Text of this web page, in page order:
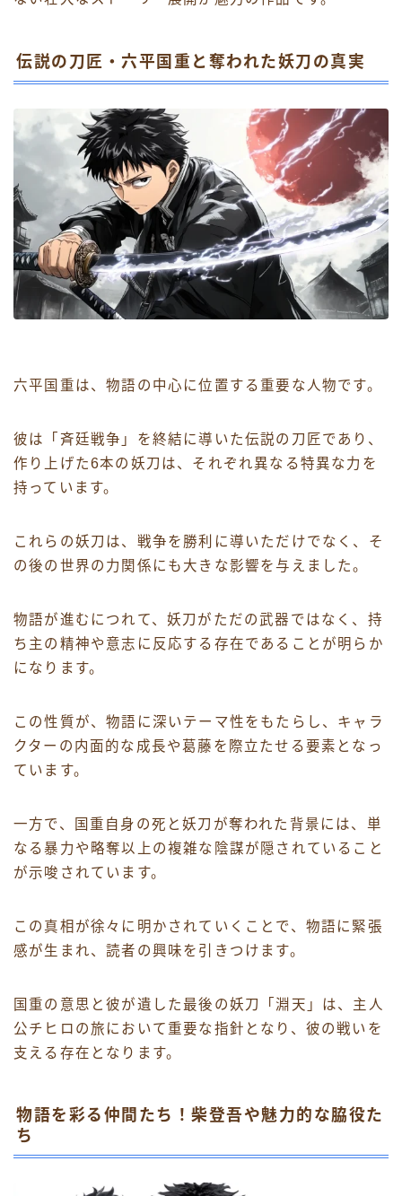
伝説の刀匠・六平国重と奪われた妖刀の真実
六平国重は、物語の中心に位置する重要な人物です。
彼は「斉廷戦争」を終結に導いた伝説の刀匠であり、
作り上げた6本の妖刀は、それぞれ異なる特異な力を
持っています。
これらの妖刀は、戦争を勝利に導いただけでなく、そ
の後の世界の力関係にも大きな影響を与えました。
物語が進むにつれて、妖刀がただの武器ではなく、持
ち主の精神や意志に反応する存在であることが明らか
になります。
この性質が、物語に深いテーマ性をもたらし、キャラ
クターの内面的な成長や葛藤を際立たせる要素となっ
ています。
一方で、国重自身の死と妖刀が奪われた背景には、単
なる暴力や略奪以上の複雑な陰謀が隠されていること
が示唆されています。
この真相が徐々に明かされていくことで、物語に緊張
感が生まれ、読者の興味を引きつけます。
国重の意思と彼が遺した最後の妖刀「淵天」は、主人
公チヒロの旅において重要な指針となり、彼の戦いを
支える存在となります。
物語を彩る仲間たち！柴登吾や魅力的な脇役た
ち